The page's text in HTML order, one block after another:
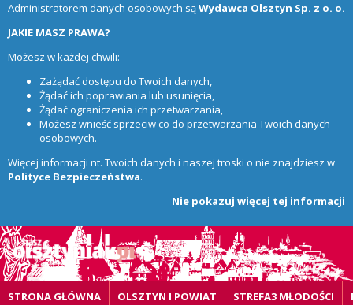
Administratorem danych osobowych sąWydawca Olsztyn Sp. z o. o.
JAKIE MASZ PRAWA?
Możesz w każdej chwili:
Zażądać dostępu do Twoich danych,
Żądać ich poprawiania lub usunięcia,
Żądać ograniczenia ich przetwarzania,
Możesz wnieść sprzeciw co do przetwarzania Twoich danych
osobowych.
Więcej informacji nt. Twoich danych i naszej troski o nie znajdziesz w
Polityce Bezpieczeństwa.
Nie pokazuj więcej tej informacji
STRONA GŁÓWNA OLSZTYN I POWIAT STREFA3 MŁODOŚCI